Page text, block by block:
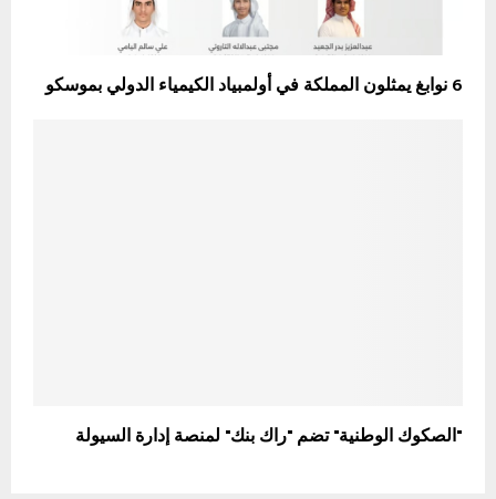
6 نوابغ يمثلون المملكة في أولمبياد الكيمياء الدولي بموسكو
"الصكوك الوطنية" تضم "راك بنك" لمنصة إدارة السيولة